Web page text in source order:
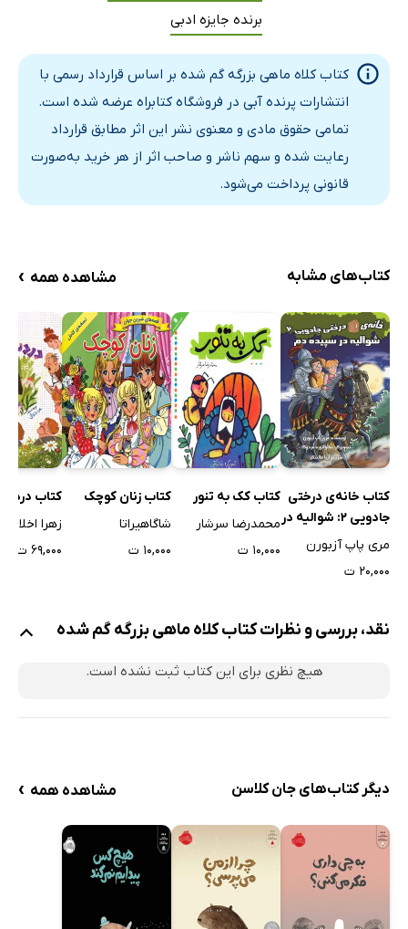
برنده جایزه ادبی
کتاب کلاه ماهی بزرگه گم شده بر اساس قرارداد رسمی با
انتشارات پرنده آبی در فروشگاه کتابراه عرضه شده است.
تمامی حقوق مادی و معنوی نشر این اثر مطابق قرارداد
رعایت شده و سهم ناشر و صاحب اثر از هر خرید به‌صورت
قانونی پرداخت می‌شود.
کتاب‌های مشابه مشاهده همه ›
کتاب خانه‌ی درختی
جادویی 2: شوالیه در
سپیده دم
مری پاپ آزبورن
۲۰,۰۰۰ ت
کتاب کک به تنور
محمدرضا سرشار
۱۰,۰۰۰ ت
کتاب زنان کوچک
شاگاهیراتا
۱۰,۰۰۰ ت
کتاب
زهرا اخلاقی
۶۹,۰۰۰ ت
نقد، بررسی و نظرات کتاب کلاه ماهی بزرگه گم شده
هیچ نظری برای این کتاب ثبت نشده است.
دیگر کتاب‌های جان کلاسن مشاهده همه ›